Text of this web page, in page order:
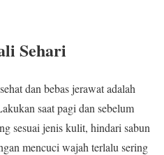
Sehari
dan bebas jerawat adalah
saat pagi dan sebelum
sesuai jenis kulit, hindari sabun
mencuci wajah terlalu sering